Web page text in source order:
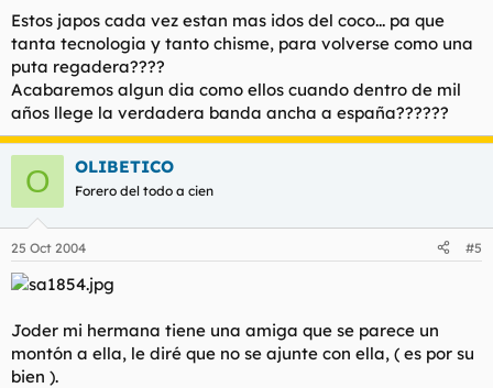
Estos japos cada vez estan mas idos del coco... pa que
tanta tecnologia y tanto chisme, para volverse como una
puta regadera????
Acabaremos algun dia como ellos cuando dentro de mil
años llege la verdadera banda ancha a españa??????
O OLIBETICO
Forero del todo a cien
25 Oct 2004 #5
Joder mi hermana tiene una amiga que se parece un
montón a ella, le diré que no se ajunte con ella, ( es por su
bien ).